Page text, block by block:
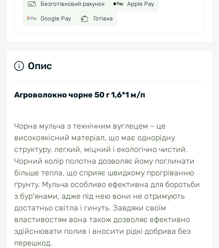
Безготівковий рахунок Apple Pay
Google Pay Готівка
Опис
Агроволокно чорне 50 г 1,6*1 м/п
Чорна мульча з технічним вуглецем – це
високоякісний матеріал, що має однорідну
структуру, легкий, міцний і екологічно чистий.
Чорний колір полотна дозволяє йому поглинати
більше тепла, що сприяє швидкому прогріванню
ґрунту. Мульча особливо ефективна для боротьби
з бур'янами, адже під нею вони не отримують
достатньо світла і гинуть. Завдяки своїм
властивостям вона також дозволяє ефективно
здійснювати полив і вносити рідкі добрива без
перешкод.